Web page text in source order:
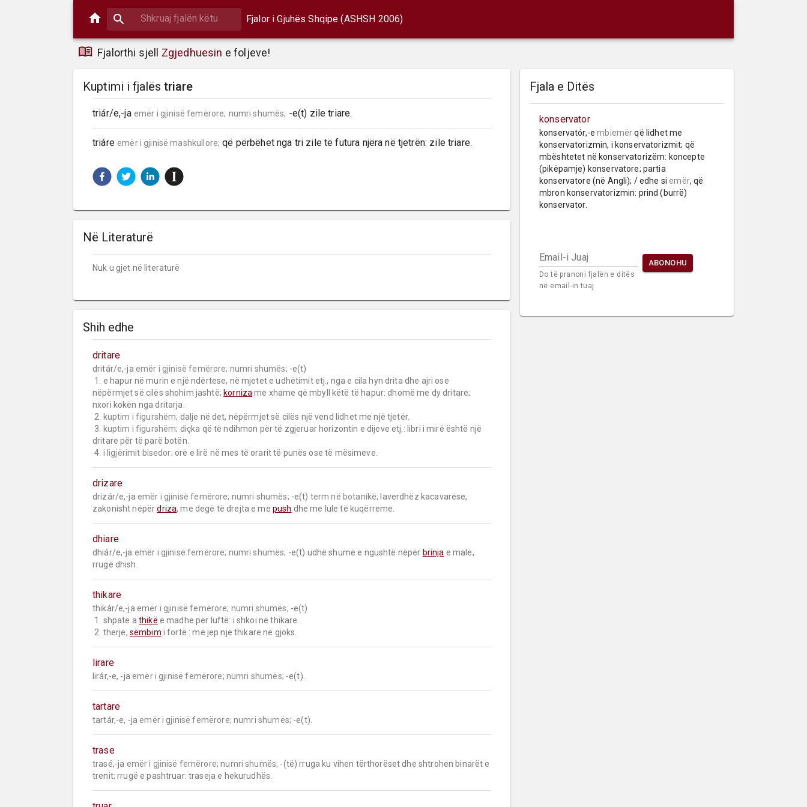
Fjalor i Gjuhës Shqipe (ASHSH 2006)
Fjalorthi sjell Zgjedhuesin e foljeve!
Kuptimi i fjalës triare
triár/e,-ja emër i gjinisë femërore; numri shumës; -e(t) zile triare.
triáre emër i gjinisë mashkullore; që përbëhet nga tri zile të futura njëra në tjetrën: zile triare.
Në Literaturë
Nuk u gjet në literaturë
Shih edhe
dritare
dritár/e,-ja emër i gjinisë femërore; numri shumës; -e(t)
nëpërmjet së cilës shohim jashtë; korniza me xhame që mbyll këtë të hapur: dhomë me dy dritare;
nxori kokën nga dritarja.
2.
kuptim i figurshëm; dalje në det, nëpërmjet së cilës një vend lidhet me një tjetër.
3.
kuptim i figurshëm; diçka që të ndihmon për të zgjeruar horizontin e dijeve etj.: libri i mirë është një
dritare për të parë botën.
4. i ligjërimit bisedor; orë e lirë në mes të orarit të punës ose të mësimeve.
drizare
drizár/e,-ja emër i gjinisë femërore; numri shumës; -e(t) term në botanikë; laverdhëz kacavarëse,
zakonisht nëpër driza, me degë të drejta e me push dhe me lule të kuqërreme.
dhiare
dhiár/e,-ja emër i gjinisë femërore; numri shumës; -e(t) udhë shumë e ngushtë nëpër brinja e male,
rrugë dhish.
thikare
thikár/e,-ja emër i gjinisë femërore; numri shumës; -e(t)
1. shpatë a thikë e madhe për luftë: i shkoi në thikare.
2. therje, sëmbim i fortë : më jep një thikare në gjoks.
lirare
lirár,-e, -ja emër i gjinisë femërore; numri shumës; -e(t).
tartare
tartár,-e, -ja emër i gjinisë femërore; numri shumës; -e(t).
trase
trasé,-ja emër i gjinisë femërore; numri shumës; -(të) rruga ku vihen tërthorëset dhe shtrohen binarët e
trenit; rrugë e pashtruar: traseja e hekurudhës.
Fjala e Ditës
konservator
konservatór,-e mbiemër që lidhet me
konservatorizmin, i konservatorizmit; që
mbështetet në konservatorizëm: koncepte
(pikëpamje) konservatore; partia
konservatore (në Angli); / edhe si emër, që
mbron konservatorizmin: prind (burrë)
konservator.
Email-i Juaj
Do të pranoni fjalën e ditës
në email-in tuaj
ABONOHU